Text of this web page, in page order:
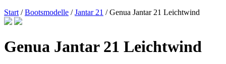
Start /Bootsmodelle /Jantar 21 / Genua Jantar 21 Leichtwind
Genua Jantar 21 Leichtwind